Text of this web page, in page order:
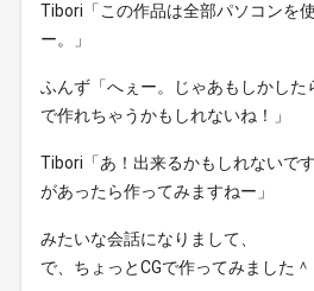
Tibori「この作品は全部パソコンを
ー。」
ふんず「へぇー。じゃあもしかした
で作れちゃうかもしれないね！」
Tibori「あ！出来るかもしれないで
があったら作ってみますねー」
みたいな会話になりまして、
で、ちょっとCGで作ってみました＾